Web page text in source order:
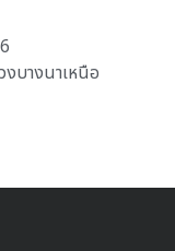
บางนาเหนือ